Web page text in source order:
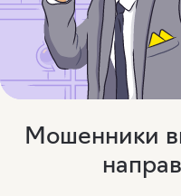
Мошенники